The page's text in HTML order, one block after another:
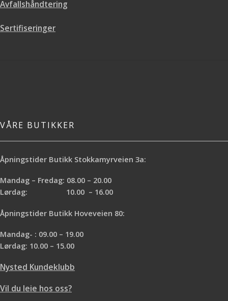
Avfallshåndtering
Sertifiseringer
VÅRE BUTIKKER
Åpningstider Butikk Stokkamyrveien 3a:
Mandag – Fredag: 08.00 – 20.00
Lørdag: 10.00 – 16.00
Åpningstider Butikk Hoveveien 80:
Mandag- : 09.00 – 19.00
Lørdag: 10.00 – 15.00
Nysted Kundeklubb
Vil du leie hos oss?